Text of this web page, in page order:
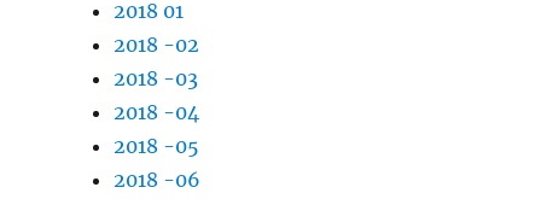
2018 01
2018 -02
2018 -03
2018 -04
2018 -05
2018 -06